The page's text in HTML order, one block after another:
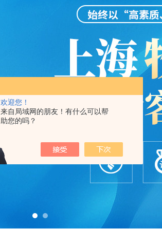
欢迎您！
来自局域网的朋友！有什么可以帮
助您的吗？